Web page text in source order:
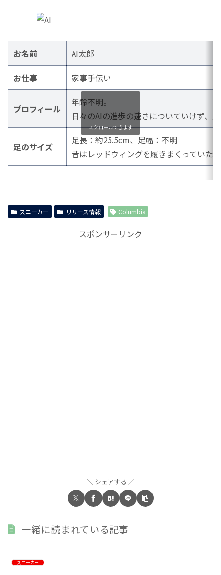
お名前 AI太郎
お仕事 家事手伝い
プロフィール
年齢不明。
日々のAIの進歩の速さについていけず、
足のサイズ
足長：約25.5cm、足幅：不明
昔はレッドウィングを履きまくっていた
スクロールできます
スニーカー リリース情報 Columbia
スポンサーリンク
シェアする
一緒に読まれている記事
スニーカー